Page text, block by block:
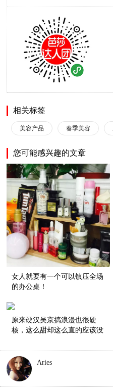
相关标签
美容产品 春季美容
您可能感兴趣的文章
女人就要有一个可以镇压全场
的办公桌！
原来硬汉吴京搞浪漫也很硬
核，这么甜却这么直的应该没
Aries